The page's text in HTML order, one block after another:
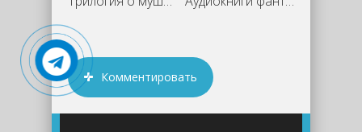
Комментировать